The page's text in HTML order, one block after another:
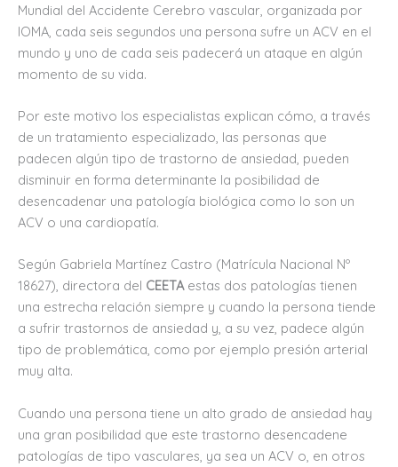
Mundial del Accidente Cerebro vascular, organizada por
IOMA, cada seis segundos una persona sufre un ACV en el
mundo y uno de cada seis padecerá un ataque en algún
momento de su vida.
Por este motivo los especialistas explican cómo, a través
de un tratamiento especializado, las personas que
padecen algún tipo de trastorno de ansiedad, pueden
disminuir en forma determinante la posibilidad de
desencadenar una patología biológica como lo son un
ACV o una cardiopatía.
Según Gabriela Martínez Castro (Matrícula Nacional Nº
18627), directora del CEETAestas dos patologías tienen
una estrecha relación siempre y cuando la persona tiende
a sufrir trastornos de ansiedad y, a su vez, padece algún
tipo de problemática, como por ejemplo presión arterial
muy alta.
Cuando una persona tiene un alto grado de ansiedad hay
una gran posibilidad que este trastorno desencadene
patologías de tipo vasculares, ya sea un ACV o, en otros